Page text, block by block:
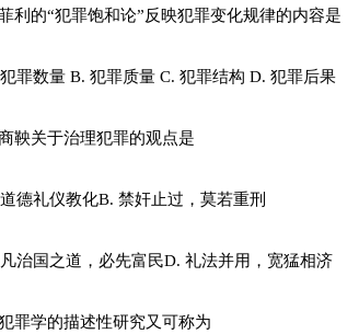
的“犯罪饱和论”反映犯罪变化规律的内容是
数量 B. 犯罪质量 C. 犯罪结构 D. 犯罪后果
关于治理犯罪的观点是
礼仪教化B. 禁奸止过，莫若重刑
国之道，必先富民D. 礼法并用，宽猛相济
学的描述性研究又可称为